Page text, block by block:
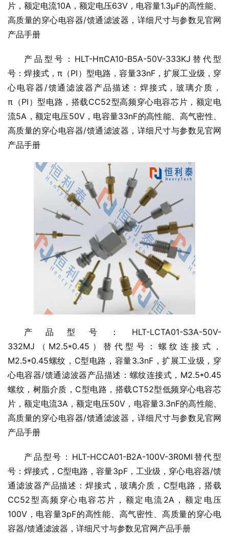
片，额定电流10A，额定电压63V，电容量1.3μF的高性能、
高质量的穿心电容器/馈通滤波器，详细尺寸与参数见官网
产品手册
产品型号：HLT-HπCA10-B5A-50V-333KJ替代型
号：焊接式，π（PI）型电路，容量33nF，扩展工业级，穿
心电容器/馈通滤波器产品描述：焊接式，玻璃介质，
π（PI）型电路，搭载CC52型高频穿心电容芯片，额定电
流5A，额定电压50V，电容量33nF的高性能、高气密性、
高质量的穿心电容器/馈通滤波器，详细尺寸与参数见官网
产品手册
产品型号：HLT-LCTA01-S3A-50V-
332MJ（M2.5*0.45）替代型号：螺纹连接式，
M2.5*0.45螺纹，C型电路，容量3.3nF，扩展工业级，穿
心电容器/馈通滤波器产品描述：螺纹连接式，M2.5*0.45
螺纹，树脂介质，C型电路，搭载CT52型低频穿心电容芯
片，额定电流3A，额定电压50V，电容量3.3nF的高性能、
高质量的穿心电容器/馈通滤波器，详细尺寸与参数见官网
产品手册
产品型号：HLT-HCCA01-B2A-100V-3R0MI替代型
号：焊接式，C型电路，容量3pF，工业级，穿心电容器/馈
通滤波器产品描述：焊接式，玻璃介质，C型电路，搭载
CC52型高频穿心电容芯片，额定电流2A，额定电压
100V，电容量3pF的高性能、高气密性、高质量的穿心电
容器/馈通滤波器，详细尺寸与参数见官网产品手册